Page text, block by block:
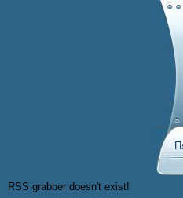
RSS grabber doesn't exist!